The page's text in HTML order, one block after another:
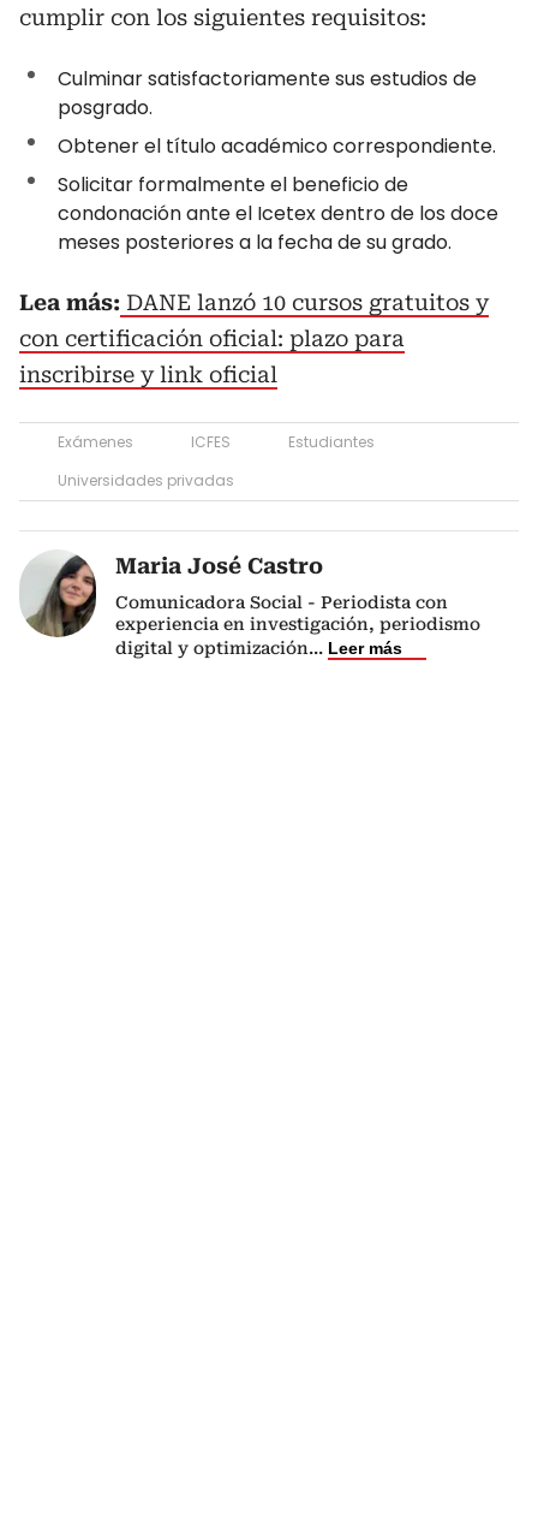
cumplir con los siguientes requisitos:
Culminar satisfactoriamente sus estudios de
posgrado.
Obtener el título académico correspondiente.
Solicitar formalmente el beneficio de
condonación ante el Icetex dentro de los doce
meses posteriores a la fecha de su grado.
Lea más: DANE lanzó 10 cursos gratuitos y
con certificación oficial: plazo para
inscribirse y link oficial
Exámenes ICFES
Estudiantes
Universidades privadas
Maria José Castro
Comunicadora Social - Periodista con
experiencia en investigación, periodismo
digital y optimización... Leer más